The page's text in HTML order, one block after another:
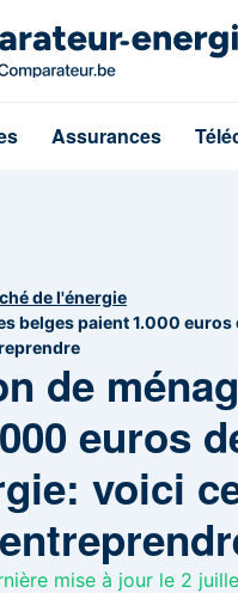
Assurances
de l'énergie
belges paient 1.000
de
euros
voici
mise à jour le 2